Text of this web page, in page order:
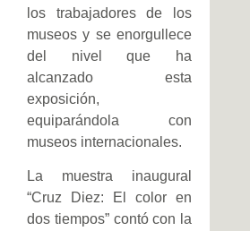
los trabajadores de los
museos y se enorgullece
del nivel que ha
alcanzado esta
exposición,
equiparándola con
museos internacionales.
La muestra inaugural
“Cruz Diez: El color en
dos tiempos” contó con la